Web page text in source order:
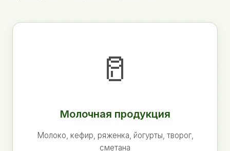
🥛
Молочная продукция
Молоко, кефир, ряженка, йогурты, творог,
сметана